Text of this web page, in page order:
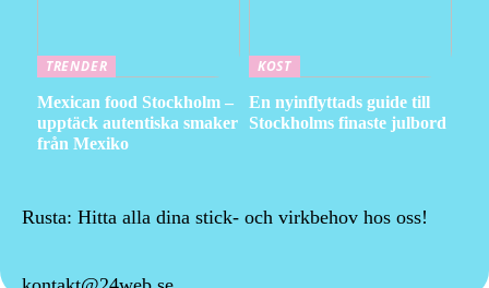
TRENDER
Mexican food Stockholm –
upptäck autentiska smaker
från Mexiko
KOST
En nyinflyttads guide till
Stockholms finaste julbord
Rusta: Hitta alla dina stick- och virkbehov hos oss!